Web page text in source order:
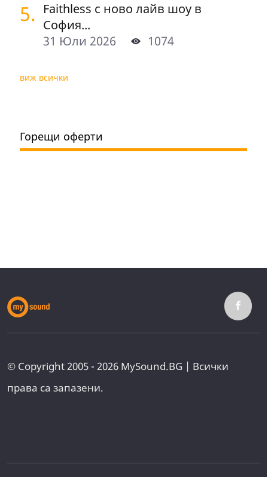
5. Faithless с ново лайв шоу в
София...
31 Юли 2026
1074
виж всички
Горещи оферти
© Copyright 2005 - 2026 MySound.BG | Всички
права са запазени.